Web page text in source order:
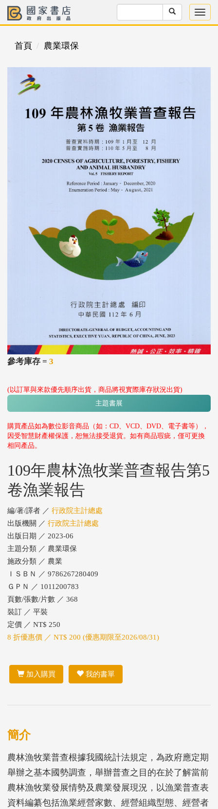
首頁 農業環保
參考庫存 = 3
(以訂單與來款優先順序出貨，商品將視實際庫存狀況出貨)
主題書展
購買產品如為數位影音商品（如：CD、VCD、DVD、電子書等），
因受智慧財產權保護，恕無法接受退貨。如有商品瑕疵，僅可更換
相同產品。
109年農林漁牧業普查報告第5
卷漁業報告
編/著/譯者 ／ 行政院主計總處
出版機關 ／ 行政院主計總處
出版日期 ／ 2023-06
主題分類 ／ 農業環保
施政分類 ／ 農業
ＩＳＢＮ ／ 9786267280409
ＧＰＮ ／ 1011200783
頁數/張數/片數 ／ 368
裝訂 ／ 平裝
定價 ／ NT$ 250
8 折優惠價 ／ NT$ 200 (優惠期限至2026/08/31)
加入購買 我的書單
簡介
農林漁牧業普查根據我國統計法規定，為政府應定期
舉辦之基本國勢調查，舉辦普查之目的在於了解當前
農林漁牧業發展情勢及農業發展現況，以漁業普查表
資料編纂包括漁業經營家數、經營組織型態、經營者